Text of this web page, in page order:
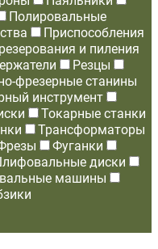
Полировальные
Приспособления
и пиления
Резцы
фрезерные станины
инструмент
Токарные станки
Трансформаторы
Фуганки
диски
машины